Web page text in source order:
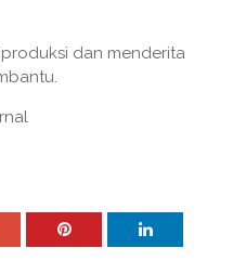
dan menderita